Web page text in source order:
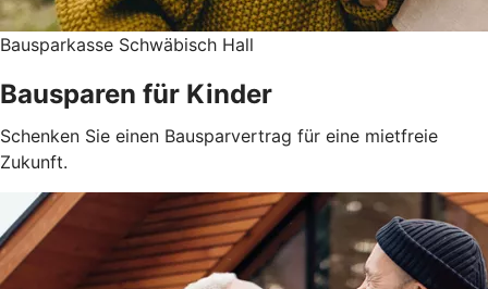
Bausparkasse Schwäbisch Hall
Bausparen für Kinder
Schenken Sie einen Bausparvertrag für eine mietfreie
Zukunft.